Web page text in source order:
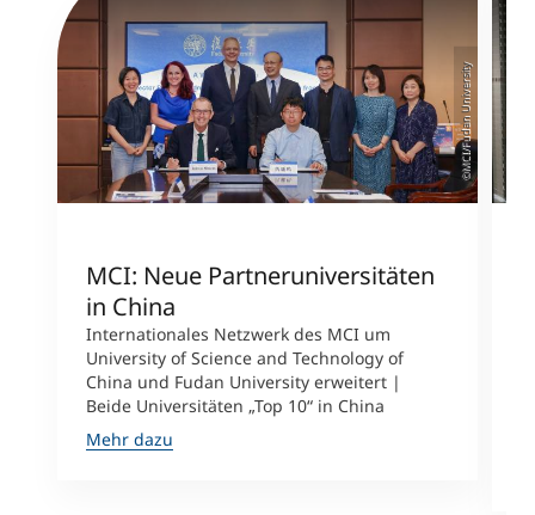
©MCI/Fudan University
MCI: Neue Partneruniversitäten
in China
Internationales Netzwerk des MCI um
University of Science and Technology of
China und Fudan University erweitert |
Beide Universitäten „Top 10“ in China
Mehr dazu